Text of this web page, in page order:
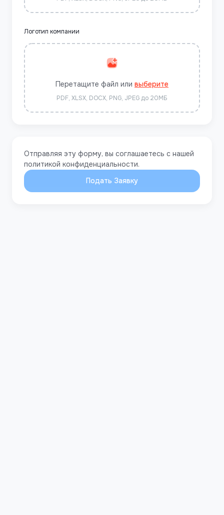
Логотип компании
Перетащите файл или выберите
PDF, XLSX, DOCX, PNG, JPEG до 20МБ
Отправляя эту форму, вы соглашаетесь с нашей
политикой конфиденциальности.
Подать Заявку